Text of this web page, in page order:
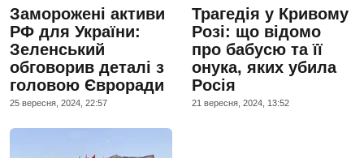
Заморожені активи
РФ для України:
Зеленський
обговорив деталі з
головою Євроради
25 вересня, 2024, 22:57
Трагедія у Кривому
Розі: що відомо
про бабусю та її
онука, яких убила
Росія
21 вересня, 2024, 13:52